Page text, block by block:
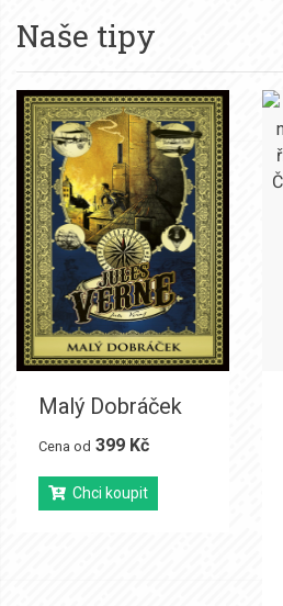
Naše tipy
Malý Dobráček
Cena od 399 Kč
Chci koupit